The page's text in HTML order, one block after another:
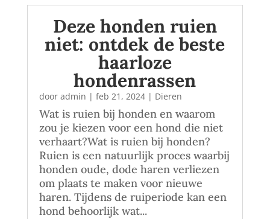
Deze honden ruien
niet: ontdek de beste
haarloze
hondenrassen
door admin | feb 21, 2024| Dieren
Wat is ruien bij honden en waarom
zou je kiezen voor een hond die niet
verhaart?Wat is ruien bij honden?
Ruien is een natuurlijk proces waarbij
honden oude, dode haren verliezen
om plaats te maken voor nieuwe
haren. Tijdens de ruiperiode kan een
hond behoorlijk wat...